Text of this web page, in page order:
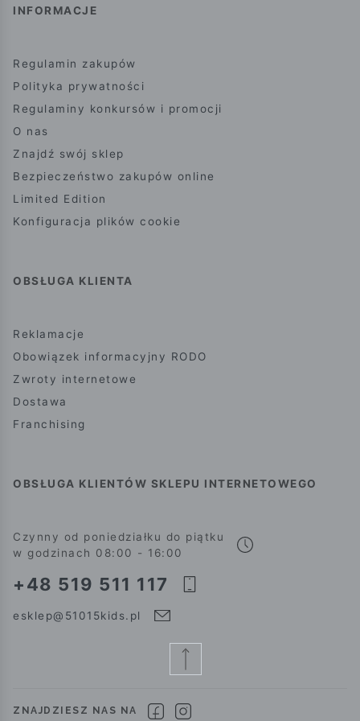
INFORMACJE
Regulamin zakupów
Polityka prywatności
Regulaminy konkursów i promocji
O nas
Znajdź swój sklep
Bezpieczeństwo zakupów online
Limited Edition
Konfiguracja plików cookie
OBSŁUGA KLIENTA
Reklamacje
Obowiązek informacyjny RODO
Zwroty internetowe
Dostawa
Franchising
OBSŁUGA KLIENTÓW SKLEPU INTERNETOWEGO
Czynny od poniedziałku do piątku
w godzinach 08:00 - 16:00
+48 519 511 117
esklep@51015kids.pl
ZNAJDZIESZ NAS NA